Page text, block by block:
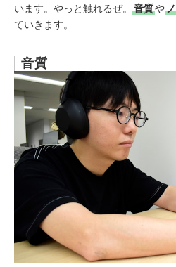
います。やっと触れるぜ。
音質や
ていきます。
音質